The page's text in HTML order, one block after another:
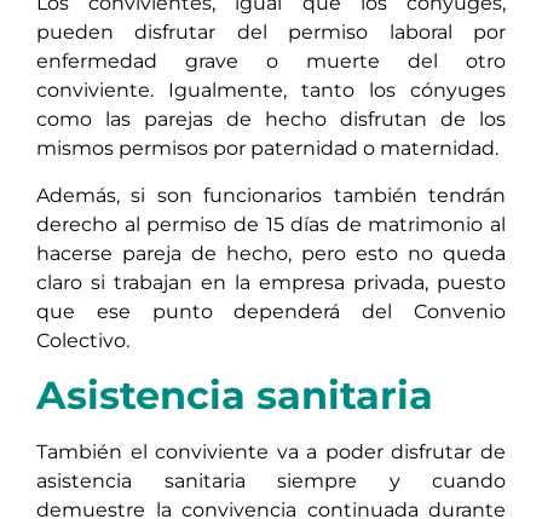
pueden disfrutar del permiso laboral por
enfermedad grave o muerte del otro
conviviente. Igualmente, tanto los cónyuges
como las parejas de hecho disfrutan de los
mismos permisos por paternidad o maternidad.
Además, si son funcionarios también tendrán
derecho al permiso de 15 días de matrimonio al
hacerse pareja de hecho, pero esto no queda
claro si trabajan en la empresa privada, puesto
que ese punto dependerá del Convenio
Colectivo.
Asistencia sanitaria
También el conviviente va a poder disfrutar de
asistencia sanitaria siempre y cuando
demuestre la convivencia continuada durante